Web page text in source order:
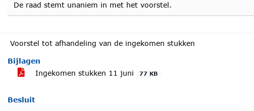
De raad stemt unaniem in met het voorstel.
Voorstel tot afhandeling van de ingekomen stukken
Bijlagen
Ingekomen stukken 11 juni
77 KB
Besluit